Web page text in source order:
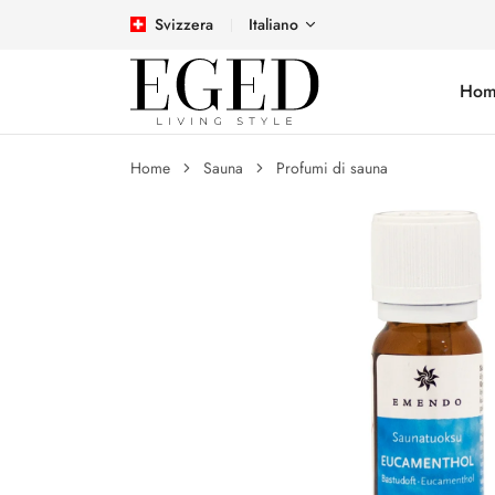
Svizzera Italiano
Home Sauna Profumi di sauna